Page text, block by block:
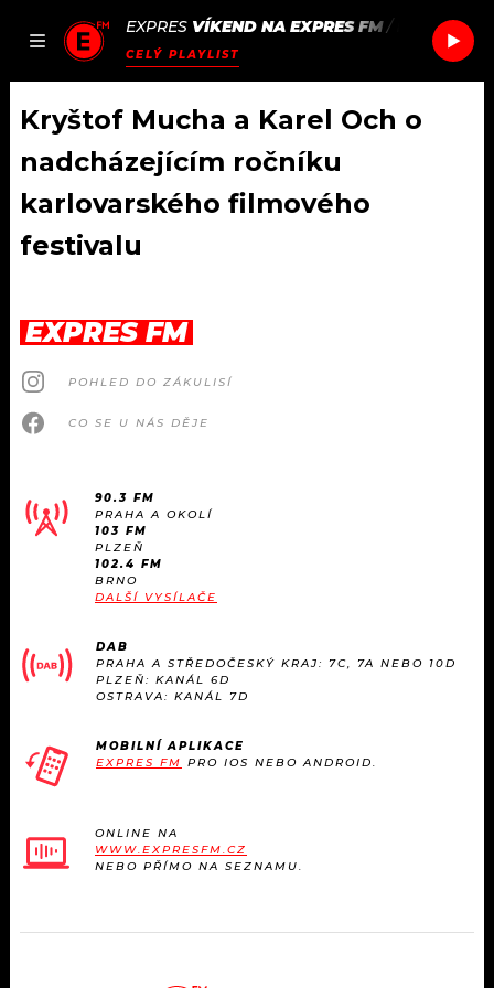
JAK
SEZNAM.CZ
EXPRES VÍKEND NA EXPRES FM/ ROMAN
CELÝ PLAYLIST
DOMŮ
ČLÁNKY
HUDBA
ROZHOVORY
KALENDÁŘ
TRENDY
MIX
RÁDIO
PROGRAM
PLAYLIST
Kryštof Mucha a Karel Och o
nadcházejícím ročníku
karlovarského filmového
festivalu
EXPRES FM
POHLED DO ZÁKULISÍ
CO SE U NÁS DĚJE
90.3 FM
PRAHA A OKOLÍ
103 FM
PLZEŇ
102.4 FM
BRNO
DALŠÍ VYSÍLAČE
DAB
PRAHA A STŘEDOČESKÝ KRAJ: 7C, 7A NEBO 10D
PLZEŇ: KANÁL 6D
OSTRAVA: KANÁL 7D
MOBILNÍ APLIKACE
EXPRES FM PRO IOS NEBO ANDROID.
ONLINE NA
WWW.EXPRESFM.CZ
NEBO PŘÍMO NA SEZNAMU.